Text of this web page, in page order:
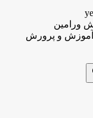
ورامین
آموزش و پرورش